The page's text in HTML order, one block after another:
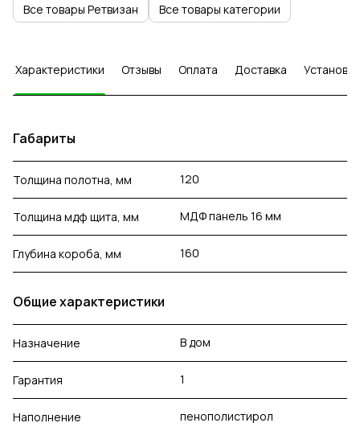
Все товары Ретвизан Все товары категории
Характеристики Отзывы Оплата Доставка Установка
Габариты
Толщина полотна, мм 120
Толщина мдф щита, мм МДФ панель 16 мм
Глубина короба, мм 160
Общие характеристики
Назначение В дом
Гарантия 1
Наполнение пенополистирол